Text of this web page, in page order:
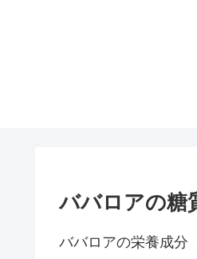
ババロアの糖
ババロアの栄養成分